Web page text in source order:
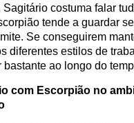
Sagitário costuma falar
tende a guardar
Se conseguirem
diferentes estilos de
bastante ao longo do
com Escorpião no